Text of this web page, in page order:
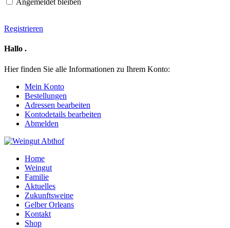
Angemeldet bleiben
Registrieren
Hallo .
Hier finden Sie alle Informationen zu Ihrem Konto:
Mein Konto
Bestellungen
Adressen bearbeiten
Kontodetails bearbeiten
Abmelden
Home
Weingut
Familie
Aktuelles
Zukunftsweine
Gelber Orleans
Kontakt
Shop